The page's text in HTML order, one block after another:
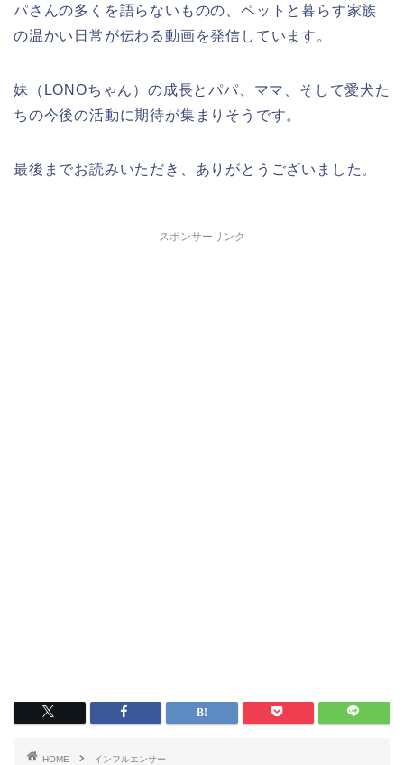
パさんの多くを語らないものの、ペットと暮らす家族
の温かい日常が伝わる動画を発信しています。
妹（LONOちゃん）の成長とパパ、ママ、そして愛犬た
ちの今後の活動に期待が集まりそうです。
最後までお読みいただき、ありがとうございました。
スポンサーリンク
HOME
インフルエンサー